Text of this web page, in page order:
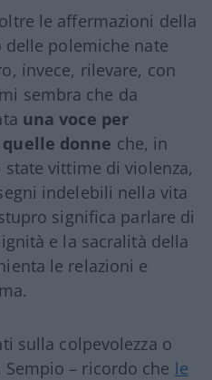
le affermazioni della
polemiche nate
invece, rilevare, con
sembra che da
una voce per
donne che, in
vittime di violenza,
indelebili nella vita
significa parlare di
e la sacralità della
le relazioni e
sulla colpevolezza o
Sempio – ricordo che le